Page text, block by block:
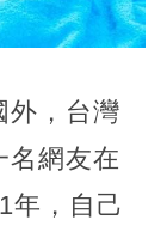
外，台灣
名網友在
年，自己